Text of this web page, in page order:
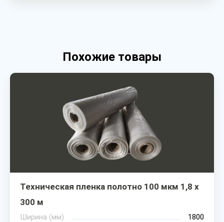
Похожие товары
Техническая пленка полотно 100 мкм 1,8 х
300 м
Ширина (мм)
1800